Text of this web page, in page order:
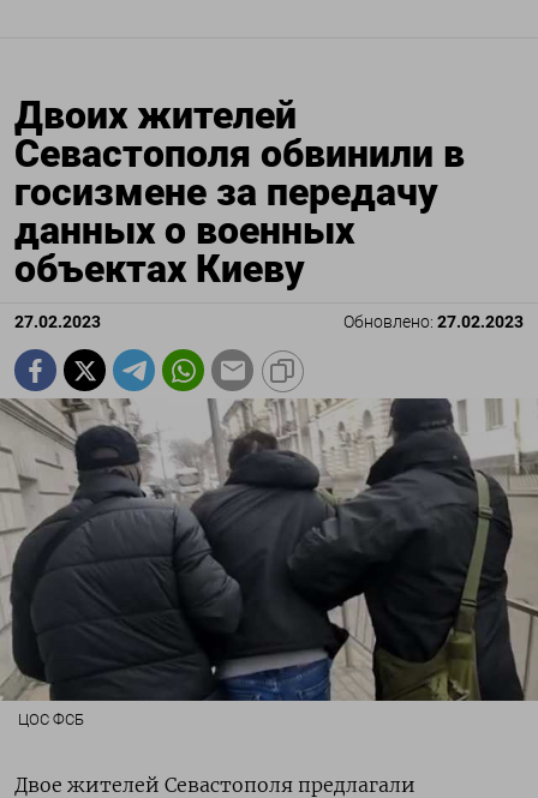
Двоих жителей
Севастополя обвинили в
госизмене за передачу
данных о военных
объектах Киеву
27.02.2023 Обновлено: 27.02.2023
ЦОС ФСБ
Двое жителей Севастополя предлагали